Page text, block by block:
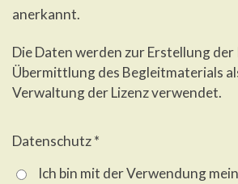
anerkannt.
Die Daten werden zur Erstellung der
Übermittlung des Begleitmaterials
Verwaltung der Lizenz verwendet.
Datenschutz *
Ich bin mit der Verwendung